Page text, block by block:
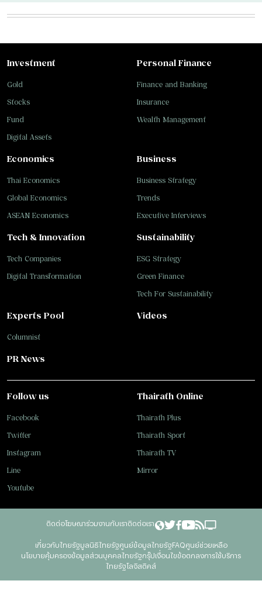
Investment
Gold
Stocks
Fund
Digital Assets
Personal Finance
Finance and Banking
Insurance
Wealth Management
Business
Business Strategy
Trends
Executive Interviews
Tech & Innovation
Tech Companies
Digital Transformation
Sustainability
ESG Strategy
Green Finance
Tech For Sustainability
Economics
Thai Economics
Global Economics
ASEAN Economics
Experts Pool
Columnist
Videos
PR News
Follow us
Facebook
Twitter
Instagram
Line
Youtube
Thairath Online
Thairath Plus
Thairath Sport
Thairath TV
Mirror
ติดต่อโฆษณาร่วมงานกับเราติดต่อเรา
เกี่ยวกับไทยรัฐมูลนิธิไทยรัฐศูนย์ข้อมูลไทยรัฐFAQศูนย์ช่วยเหลือ
นโยบายคุ้มครองข้อมูลส่วนบุคคลไทยรัฐกรุ๊ปเงื่อนไขข้อตกลงการใช้บริการ
ไทยรัฐโลจิสติคส์